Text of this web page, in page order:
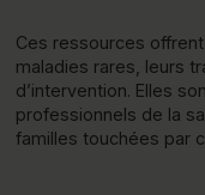
Ces ressources
maladies rares, leurs
d’intervention. Elles
professionnels de la
familles touchées par